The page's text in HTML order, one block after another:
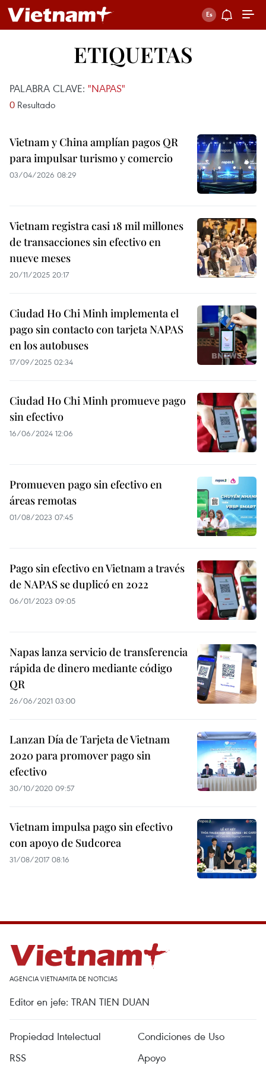
ETIQUETAS
PALABRA CLAVE: "NAPAS"
0 Resultado
Vietnam y China amplían pagos QR
para impulsar turismo y comercio
03/04/2026 08:29
Vietnam registra casi 18 mil millones
de transacciones sin efectivo en
nueve meses
20/11/2025 20:17
Ciudad Ho Chi Minh implementa el
pago sin contacto con tarjeta NAPAS
en los autobuses
17/09/2025 02:34
Ciudad Ho Chi Minh promueve pago
sin efectivo
16/06/2024 12:06
Promueven pago sin efectivo en
áreas remotas
01/08/2023 07:45
Pago sin efectivo en Vietnam a través
de NAPAS se duplicó en 2022
06/01/2023 09:05
Napas lanza servicio de transferencia
rápida de dinero mediante código
QR
26/06/2021 03:00
Lanzan Día de Tarjeta de Vietnam
2020 para promover pago sin
efectivo
30/10/2020 09:57
Vietnam impulsa pago sin efectivo
con apoyo de Sudcorea
31/08/2017 08:16
AGENCIA VIETNAMITA DE NOTICIAS
Editor en jefe: TRAN TIEN DUAN
Propiedad Intelectual
Condiciones de Uso
RSS
Apoyo